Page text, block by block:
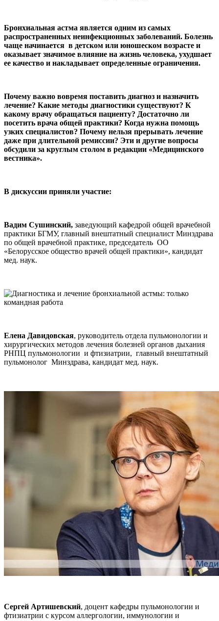
Бронхиальная астма является одним из самых
распространенных неинфекционных заболеваний. Болезнь
чаще начинается в детском или юношеском возрасте и
оказывает значимое влияние на жизнь человека, ухудшает
ее качество и накладывает определенные ограничения.
Почему важно вовремя поставить диагноз и назначить
лечение? Какие методы диагностики существуют? К
какому врачу обращаться пациенту? Достаточно ли
посетить врача общей практики? Когда нужна помощь
узких специалистов? Почему нельзя прерывать лечение
даже при длительной ремиссии? Эти и другие вопросы
обсудили за круглым столом в редакции «Медицинского
вестника».
В дискуссии приняли участие:
Вадим Сушинский, заведующий кафедрой общей врачебной
практики БГМУ, главный внештатный специалист Минздрава
по общей врачебной практике, председатель ОО
«Белорусское общество врачей общей практики», кандидат
мед. наук.
Елена Давидовская, руководитель отдела пульмонологии и
хирургических методов лечения болезней органов дыхания
РНПЦ пульмонологии и фтизиатрии, главный внештатный
пульмонолог Минздрава, кандидат мед. наук.
Сергей Артишевский, доцент кафедры пульмонологии и
фтизиатрии с курсом аллергологии, иммунологии и